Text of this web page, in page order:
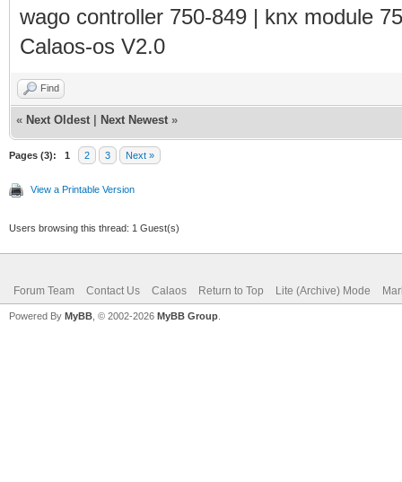
wago controller 750-849 | knx module
Calaos-os V2.0
Find
« Next Oldest Next Newest »
Pages (3): 1 2 3 Next »
View a Printable Version
Users browsing this thread: 1 Guest(s)
Forum Team Contact Us Calaos Return to Top Lite (Archive) Mode
Powered By MyBB , © 2002-2026 MyBB Group